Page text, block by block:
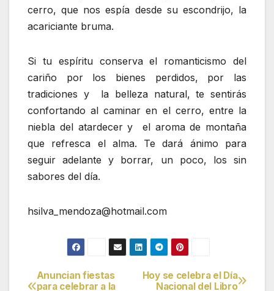
cerro, que nos espía desde su escondrijo, la
acariciante bruma.
Si tu espíritu conserva el romanticismo del
cariño por los bienes perdidos, por las
tradiciones y la belleza natural, te sentirás
confortando al caminar en el cerro, entre la
niebla del atardecer y el aroma de montaña
que refresca el alma. Te dará ánimo para
seguir adelante y borrar, un poco, los sin
sabores del día.
hsilva_mendoza@hotmail.com
Navegación
Hoy se celebra el Día
Nacional del Libro
Anuncian fiestas
para celebrar a la